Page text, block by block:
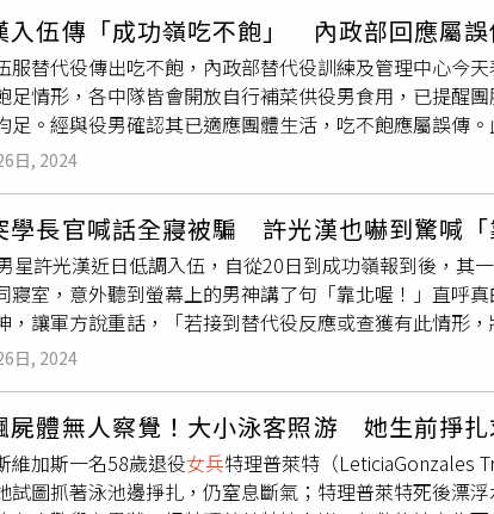
明表示他會在明年回歸。（圖／翻攝自許光漢臉書）有
／翻攝自許光漢臉書）雖然突然進入「軍白期」，但許
不時就會傳出他在軍中的動態，例如有網友說許光漢不
到菜，吃不飽所以心情不太好。對此內政部替代役訓練
飽的消息則是誤傳，並說如果有役男不飽足的情形，各
整役男飲食份量。許光漢的「摸頭殺」令粉絲瘋狂，據傳
求簽名、不能合照，也不可要「摸頭殺」。（圖／圖／
漢臉書）大明星入伍當然也會令旁人感到好奇，不過有
不得要求簽名、不能合照，也不可要「摸頭殺」。但卻
得不發出公告，表示：「各單位要求女性同仁不要藉機
役反應或查獲有此情形，將依情節檢討處分。」可見許
爆料有特權，內政部特地出面澄清。（圖／翻攝自許光
提供）雖然許光漢本人力求低調，軍中長官也對
有「獨立廁所、吃外食、免上課程」三大特權。關於這
中隊級辦公室用便當及食用零食，但其實訓練表現良好
享受任何特殊待遇。至於有爆料稱許光漢缺課及獨用廁
下課時間廁所人員眾多，才會讓他到中隊如廁後，隨即
入伍傳「成功嶺吃不飽」 內政部回應屬誤
服替代役傳出吃不飽，內政部替代役訓練及管理中心今
足情形，各中隊皆會開放自行補菜供役男食用，已提醒
足。經與役男確認其已適應團體生活，吃不飽應屬誤傳
，網路傳出，有不少
為了一睹許光漢風采，試圖近
秩序，已及時通知營區指揮單位約束所轄軍職同仁。訓管
基礎訓練，訓練期間共計21天，預定8月29日依個人專長
期間將以訓練優先、避免干擾為前提，役男作息不因身分
日, 2024
學長官喊話全寢被騙 許光漢也嚇到驚喊「
星許光漢近日低調入伍，自從20日到成功嶺報到後，其
寢室，意外聽到螢幕上的男神講了句「靠北喔！」直呼
，讓軍方說重話，「若接到替代役反應或查獲有此情形
許光漢將在9月9日到分發單位服役，預估在明年8月19
號「哭了」，還有人笑說，「新劇追完不知道要如何過後
女網友的老公跟許光漢同寢室，嗨說「我老公也太幸福
講什麼注意，大家都被他騙到回講『注意』， 許光漢也
笑。不僅如此，網友分享，上急救課時許光漢幫她老公
「許光漢應該不會腳臭吧」，老公則笑回應該一樣臭。
日, 2024
屍體無人察覺！大小泳客照游 她生前掙扎
維加斯一名58歲退役女兵特理普萊特（LeticiaGonzales
試圖抓著泳池邊掙扎，仍窒息斷氣；特理普萊特死後漂